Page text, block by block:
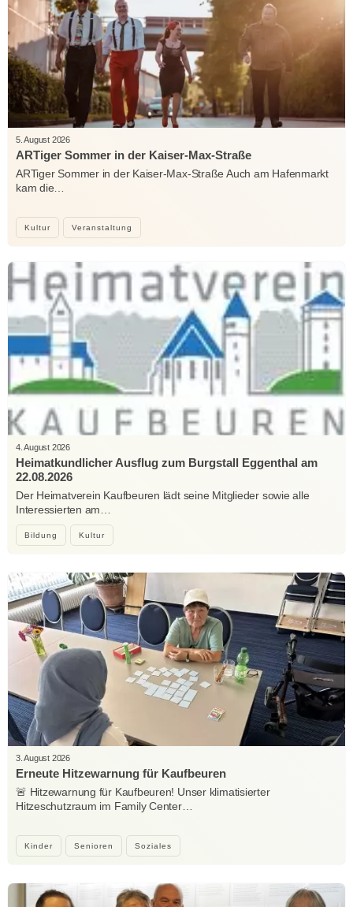
Kultur Veranstaltung
5. August 2026
ARTiger Sommer in der Kaiser-Max-Straße
ARTiger Sommer in der Kaiser-Max-Straße Auch am Hafenmarkt
kam die…
Bildung Kultur
4. August 2026
Heimatkundlicher Ausflug zum Burgstall Eggenthal am
22.08.2026
Der Heimatverein Kaufbeuren lädt seine Mitglieder sowie alle
Interessierten am…
Kinder Senioren Soziales
3. August 2026
Erneute Hitzewarnung für Kaufbeuren
🚨 Hitzewarnung für Kaufbeuren! Unser klimatisierter
Hitzeschutzraum im Family Center…